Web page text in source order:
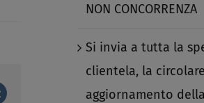
Vk
NON CONCORRENZA​
Si invia a tutta la
clientela, la
aggiornamento della